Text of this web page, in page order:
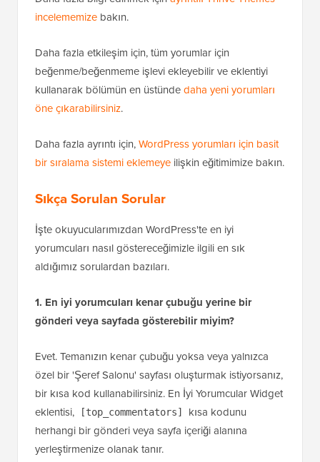
incelememize bakın.
Daha fazla etkileşim için, tüm yorumlar için
beğenme/beğenmeme işlevi ekleyebilir ve eklentiyi
kullanarak bölümün en üstündedaha yeni yorumları
öne çıkarabilirsiniz.
Daha fazla ayrıntı için,WordPress yorumları için basit
bir sıralama sistemi eklemeye ilişkin eğitimimize bakın.
Sıkça Sorulan Sorular
İşte okuyucularımızdan WordPress'te en iyi
yorumcuları nasıl göstereceğimizle ilgili en sık
aldığımız sorulardan bazıları.
1. En iyi yorumcuları kenar çubuğu yerine bir
gönderi veya sayfada gösterebilir miyim?
Evet. Temanızın kenar çubuğu yoksa veya yalnızca
özel bir 'Şeref Salonu' sayfası oluşturmak istiyorsanız,
bir kısa kod kullanabilirsiniz. En İyi Yorumcular Widget
eklentisi,
[top_commentators]
kısa kodunu
herhangi bir gönderi veya sayfa içeriği alanına
yerleştirmenize olanak tanır.